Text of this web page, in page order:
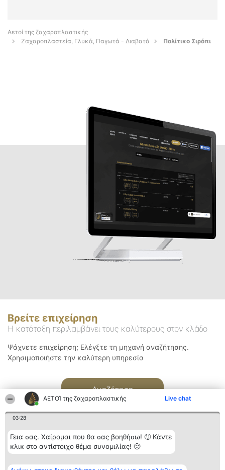
ΑΕΤΟΊ της ζαχαροπλαστικής Live chat
03:28
Γεια σας. Χαίρομαι που θα σας βοηθήσω! 🙂 Κάντε
κλικ στο αντίστοιχο θέμα συνομιλίας! 🙂
Αετοί της ζαχαροπλαστικής
Ζαχαροπλαστεία, Γλυκά, Παγωτά - Διαβατά
Πολίτικο Σιρόπι
Βρείτε επιχείρηση
Η κατάταξη περιλαμβάνει τους καλύτερους στον κλάδο
Ψάχνετε επιχείρηση; Ελέγξτε τη μηχανή αναζήτησης.
Χρησιμοποιήστε την καλύτερη υπηρεσία
Αναζήτηση
Διοργανωτής της
Κατάταξη Επικοινωνία